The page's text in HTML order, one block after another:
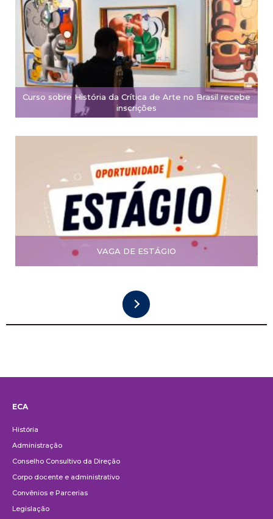
Curso sobre História da Crítica de Arte no Brasil recebe
inscrições
VAGA DE ESTÁGIO
ECA
História
Administração
Conselho Consultivo da Direção
Corpo docente e administrativo
Convênios e Parcerias
Legislação